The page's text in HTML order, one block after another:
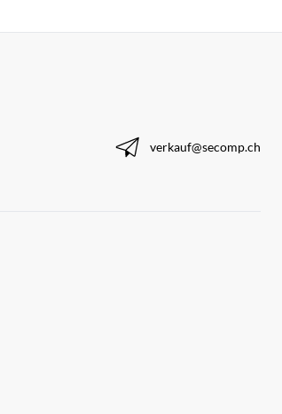
verkauf@secomp.ch